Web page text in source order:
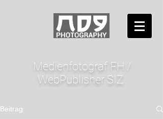
Medienfotograf FH /
WebPublisher SIZ
Beitrag